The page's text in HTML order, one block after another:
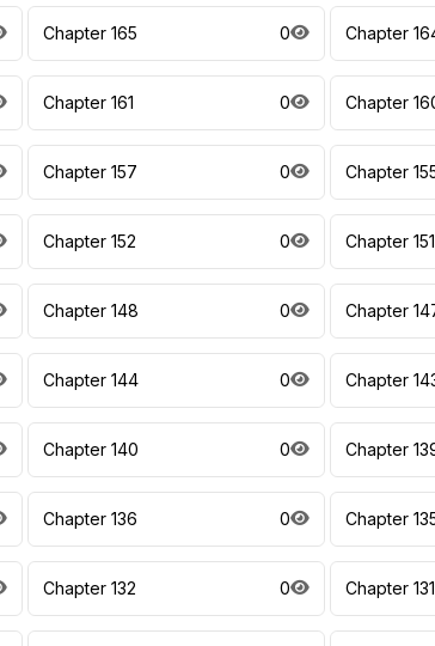
Chapter 165 0 Chapter
Chapter 161 0 Chapter
Chapter 157 0 Chapter
Chapter 152 0 Chapter 151
Chapter 148 0 Chapter
Chapter 144 0 Chapter
Chapter 140 0 Chapter
Chapter 136 0 Chapter
Chapter 132 0 Chapter 131